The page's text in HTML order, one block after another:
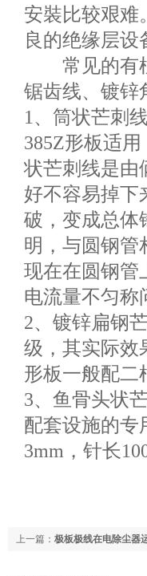
安裝比较艰难
良的绝缘层
常见的有柱
锯齿线、镀锌
1、筒状芒刺
385Z形板适
状芒刺线是由
好不容易掉下
破，变成总体
明，与圆钢管
现在在圆钢管
电流量不匀称
2、镀锌扁钢
级，其实际效
形板一般配二
3、鱼骨头状
配套设施的专
3mm，针长
上一篇： 极板极线在电除尘器